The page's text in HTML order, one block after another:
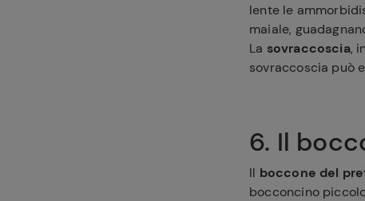
lente le
maiale,
La sovraccoscia,
sovraccoscia può
6. Il
Il boccone del
bocconcino